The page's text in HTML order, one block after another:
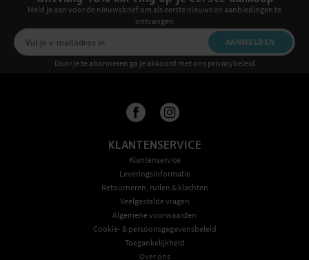
Meld je aan voor de nieuwsbrief om als eerste nieuws en aanbiedingen te
ontvangen
AANMELDEN
Door je te abonneren ga je akkoord met ons privacybeleid
KLANTENSERVICE
Klantenservice
Leveringsinformatie
Retourneren, ruilen & klachten
Veelgestelde vragen
Algemene voorwaarden
Cookie- & persoonsgegevensbeleid
Toegankelijkheid
Over ons